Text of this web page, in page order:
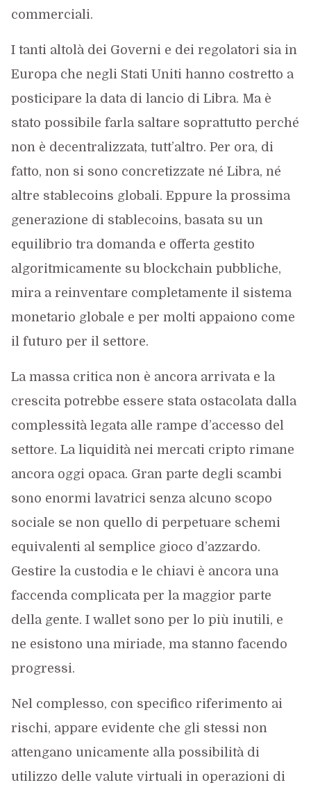
commerciali.
I tanti altolà dei Governi e dei regolatori sia in
Europa che negli Stati Uniti hanno costretto a
posticipare la data di lancio di Libra. Ma è
stato possibile farla saltare soprattutto perché
non è decentralizzata, tutt’altro. Per ora, di
fatto, non si sono concretizzate né Libra, né
altre stablecoins globali. Eppure la prossima
generazione di stablecoins, basata su un
equilibrio tra domanda e offerta gestito
algoritmicamente su blockchain pubbliche,
mira a reinventare completamente il sistema
monetario globale e per molti appaiono come
il futuro per il settore.
La massa critica non è ancora arrivata e la
crescita potrebbe essere stata ostacolata dalla
complessità legata alle rampe d’accesso del
settore. La liquidità nei mercati cripto rimane
ancora oggi opaca. Gran parte degli scambi
sono enormi lavatrici senza alcuno scopo
sociale se non quello di perpetuare schemi
equivalenti al semplice gioco d’azzardo.
Gestire la custodia e le chiavi è ancora una
faccenda complicata per la maggior parte
della gente. I wallet sono per lo più inutili, e
ne esistono una miriade, ma stanno facendo
progressi.
Nel complesso, con specifico riferimento ai
rischi, appare evidente che gli stessi non
attengano unicamente alla possibilità di
utilizzo delle valute virtuali in operazioni di